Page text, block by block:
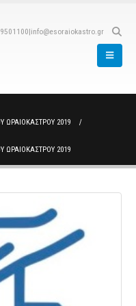
|info@esoraiokastro.gr
2019
2019